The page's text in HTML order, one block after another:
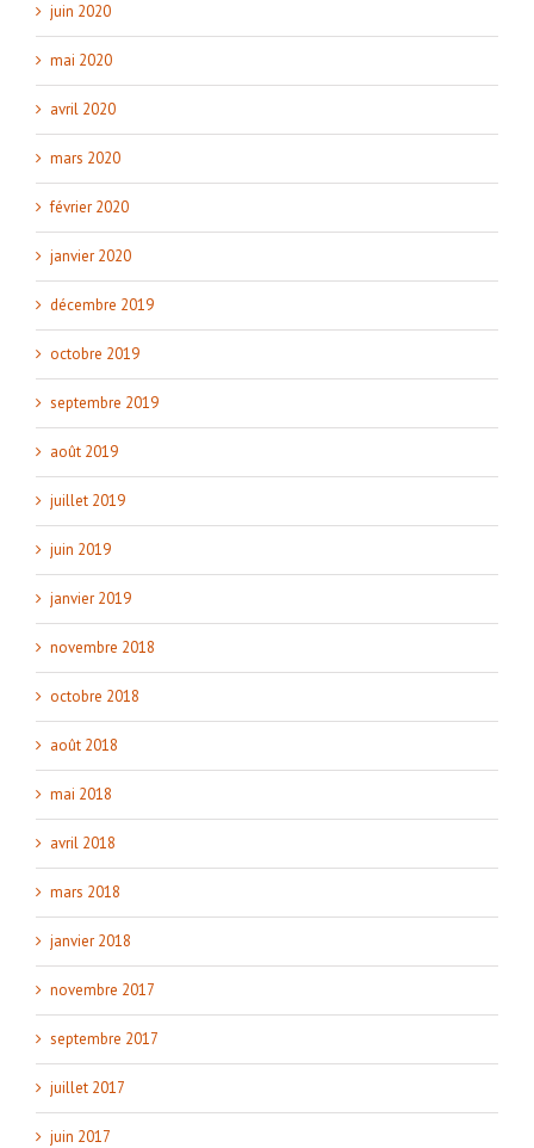
juin 2020
mai 2020
avril 2020
mars 2020
février 2020
janvier 2020
décembre 2019
octobre 2019
septembre 2019
août 2019
juillet 2019
juin 2019
janvier 2019
novembre 2018
octobre 2018
août 2018
mai 2018
avril 2018
mars 2018
janvier 2018
novembre 2017
septembre 2017
juillet 2017
juin 2017